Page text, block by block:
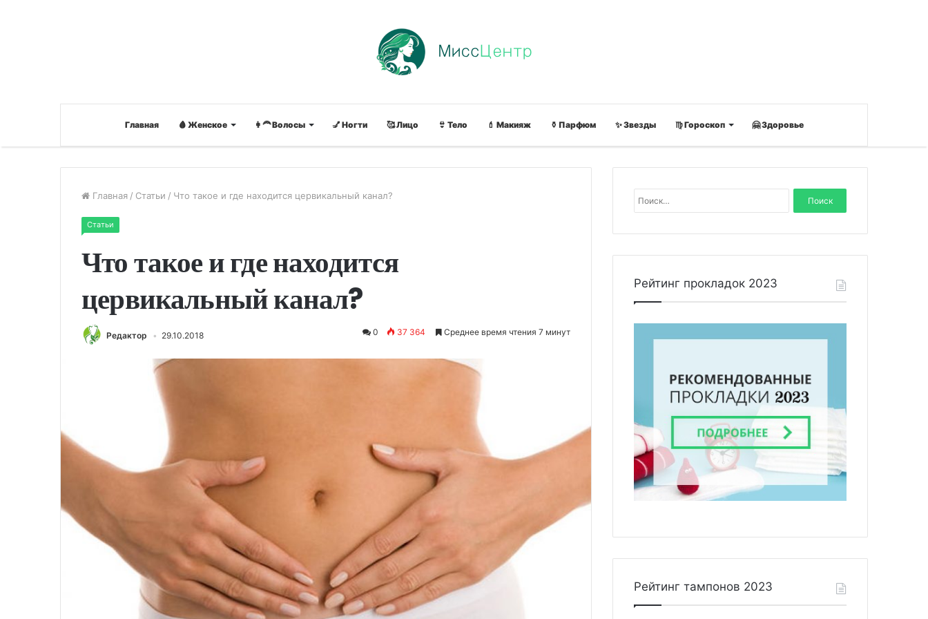
Главная 🩸 Женское 👩‍🦰 Волосы 💅 Ногти 🥰 Лицо 👙 Тело 💄 Макияж ⚱ Парфюм ✨ Звезды ♍ Гороскоп 🤗 Здоровье
Главная / Статьи / Что такое и где находится цервикальный канал?
Статьи
Что такое и где находится
цервикальный канал?
Редактор 29.10.2018 0 37 364 Среднее время чтения 7 минут
а
и
Рейтинг прокладок 2023
Рейтинг тампонов 2023